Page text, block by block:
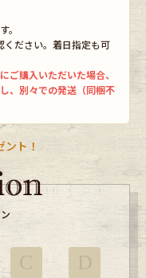
。
ください。着日指定も可
購入いただいた場合、
、別々での発送（同梱不
ト！